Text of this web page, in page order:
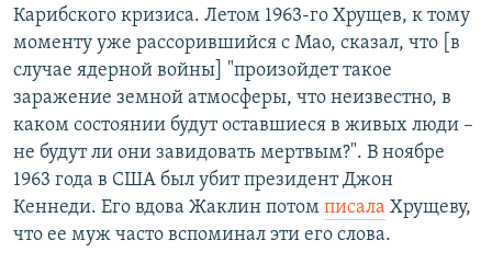
Карибского кризиса. Летом 1963-го Хрущев, к тому
моменту уже рассорившийся с Мао, сказал, что [в
случае ядерной войны] "произойдет такое
заражение земной атмосферы, что неизвестно, в
каком состоянии будут оставшиеся в живых люди –
не будут ли они завидовать мертвым?". В ноябре
1963 года в США был убит президент Джон
Кеннеди. Его вдова Жаклин потом писала Хрущеву,
что ее муж часто вспоминал эти его слова.